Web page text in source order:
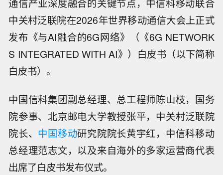
通信产业深度融合的关键节点，中信科移动联合
中关村泛联院在2026年世界移动通信大会上正式
发布《与AI融合的6G网络》（《6G NETWORK
S INTEGRATED WITH AI》）白皮书（以下简称
白皮书）。
中国信科集团副总经理、总工程师陈山枝，国务
院参事、北京邮电大学教授张平，中关村泛联院
院长、 中国移动研究院院长黄宇红，中信科移动
总经理范志文，以及来自海外的多家运营商代表
出席了白皮书发布仪式。